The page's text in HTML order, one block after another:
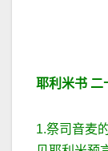
耶利米书 二
1.祭司音麦